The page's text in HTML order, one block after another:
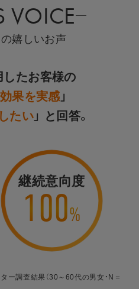
VOICE
嬉しいお声
したお客様の
効果を実感」
たい 」 と回答。
調査結果（30～60代の男女・N＝
継続意向度
100%